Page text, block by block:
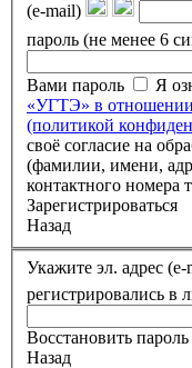
(e-mail)
пароль (не менее 6
Вами пароль
Я
«УГТЭ» в
(политикой
своё согласие на
(фамилии, имени,
контактного номера
Зарегистрироваться
Назад
Укажите эл. адрес
регистрировались в
Восстановить пароль
Назад